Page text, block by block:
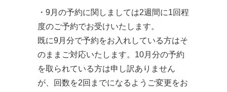
・9月の予約に関しましては2週間に1回程
度のご予約でお受けいたします。
既に9月分で予約をお入れしている方はそ
のままご対応いたします。10月分の予約
を取られている方は申し訳ありません
が、回数を2回までになるようご変更をお